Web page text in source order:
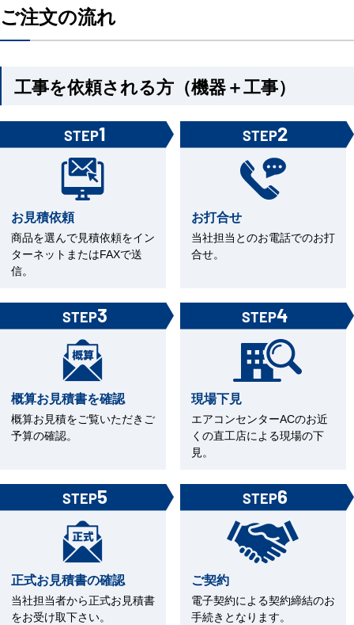
ご注文の流れ
工事を依頼される方（機器＋工事）
STEP1
お見積依頼
商品を選んで見積依頼をイン
ターネットまたはFAXで送
信。
STEP2
お打合せ
当社担当とのお電話でのお打
合せ。
STEP3
概算お見積書を確認
概算お見積をご覧いただきご
予算の確認。
STEP4
現場下見
エアコンセンターACのお近
くの直工店による現場の下
見。
STEP5
正式お見積書の確認
当社担当者から正式お見積書
をお受け取下さい。
STEP6
ご契約
電子契約による契約締結のお
手続きとなります。